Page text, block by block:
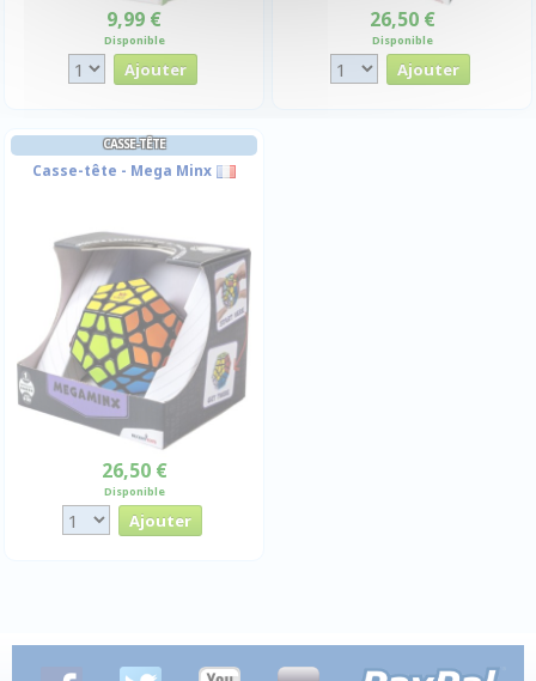
9,99 €
Disponible
26,50 €
Disponible
CASSE-TÊTE
Casse-tête - Mega Minx
26,50 €
Disponible